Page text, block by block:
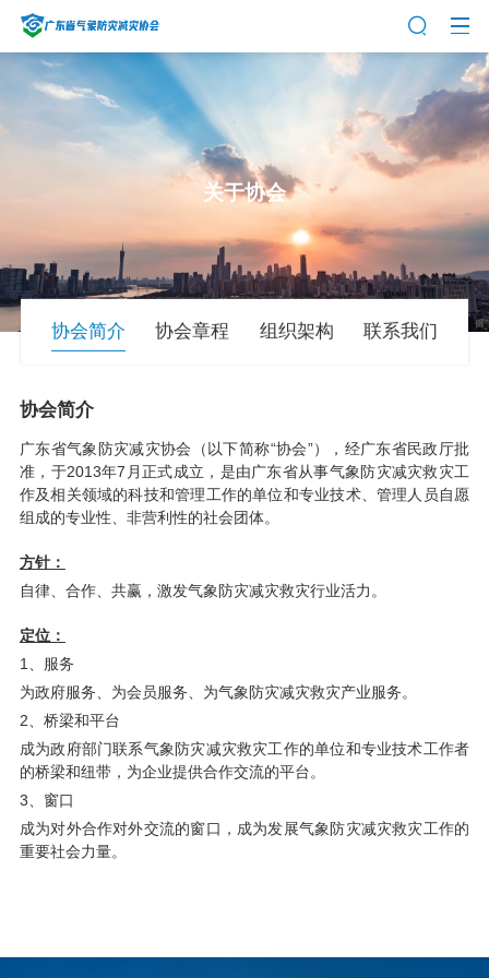
关于协会
协会简介 协会章程 组织架构 联系我们
协会简介
广东省气象防灾减灾协会（以下简称“协会”），经广东省民政厅批
准，于2013年7月正式成立，是由广东省从事气象防灾减灾救灾工
作及相关领域的科技和管理工作的单位和专业技术、管理人员自愿
组成的专业性、非营利性的社会团体。
方针：
自律、合作、共赢，激发气象防灾减灾救灾行业活力。
定位：
1、服务
为政府服务、为会员服务、为气象防灾减灾救灾产业服务。
2、桥梁和平台
成为政府部门联系气象防灾减灾救灾工作的单位和专业技术工作者
的桥梁和纽带，为企业提供合作交流的平台。
3、窗口
成为对外合作对外交流的窗口，成为发展气象防灾减灾救灾工作的
重要社会力量。